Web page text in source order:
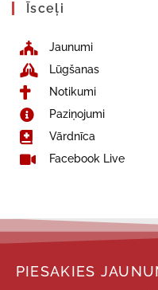
Īsceļi
Jaunumi
Lūgšanas
Notikumi
Paziņojumi
Vārdnīca
Facebook Live
PIESAKIES